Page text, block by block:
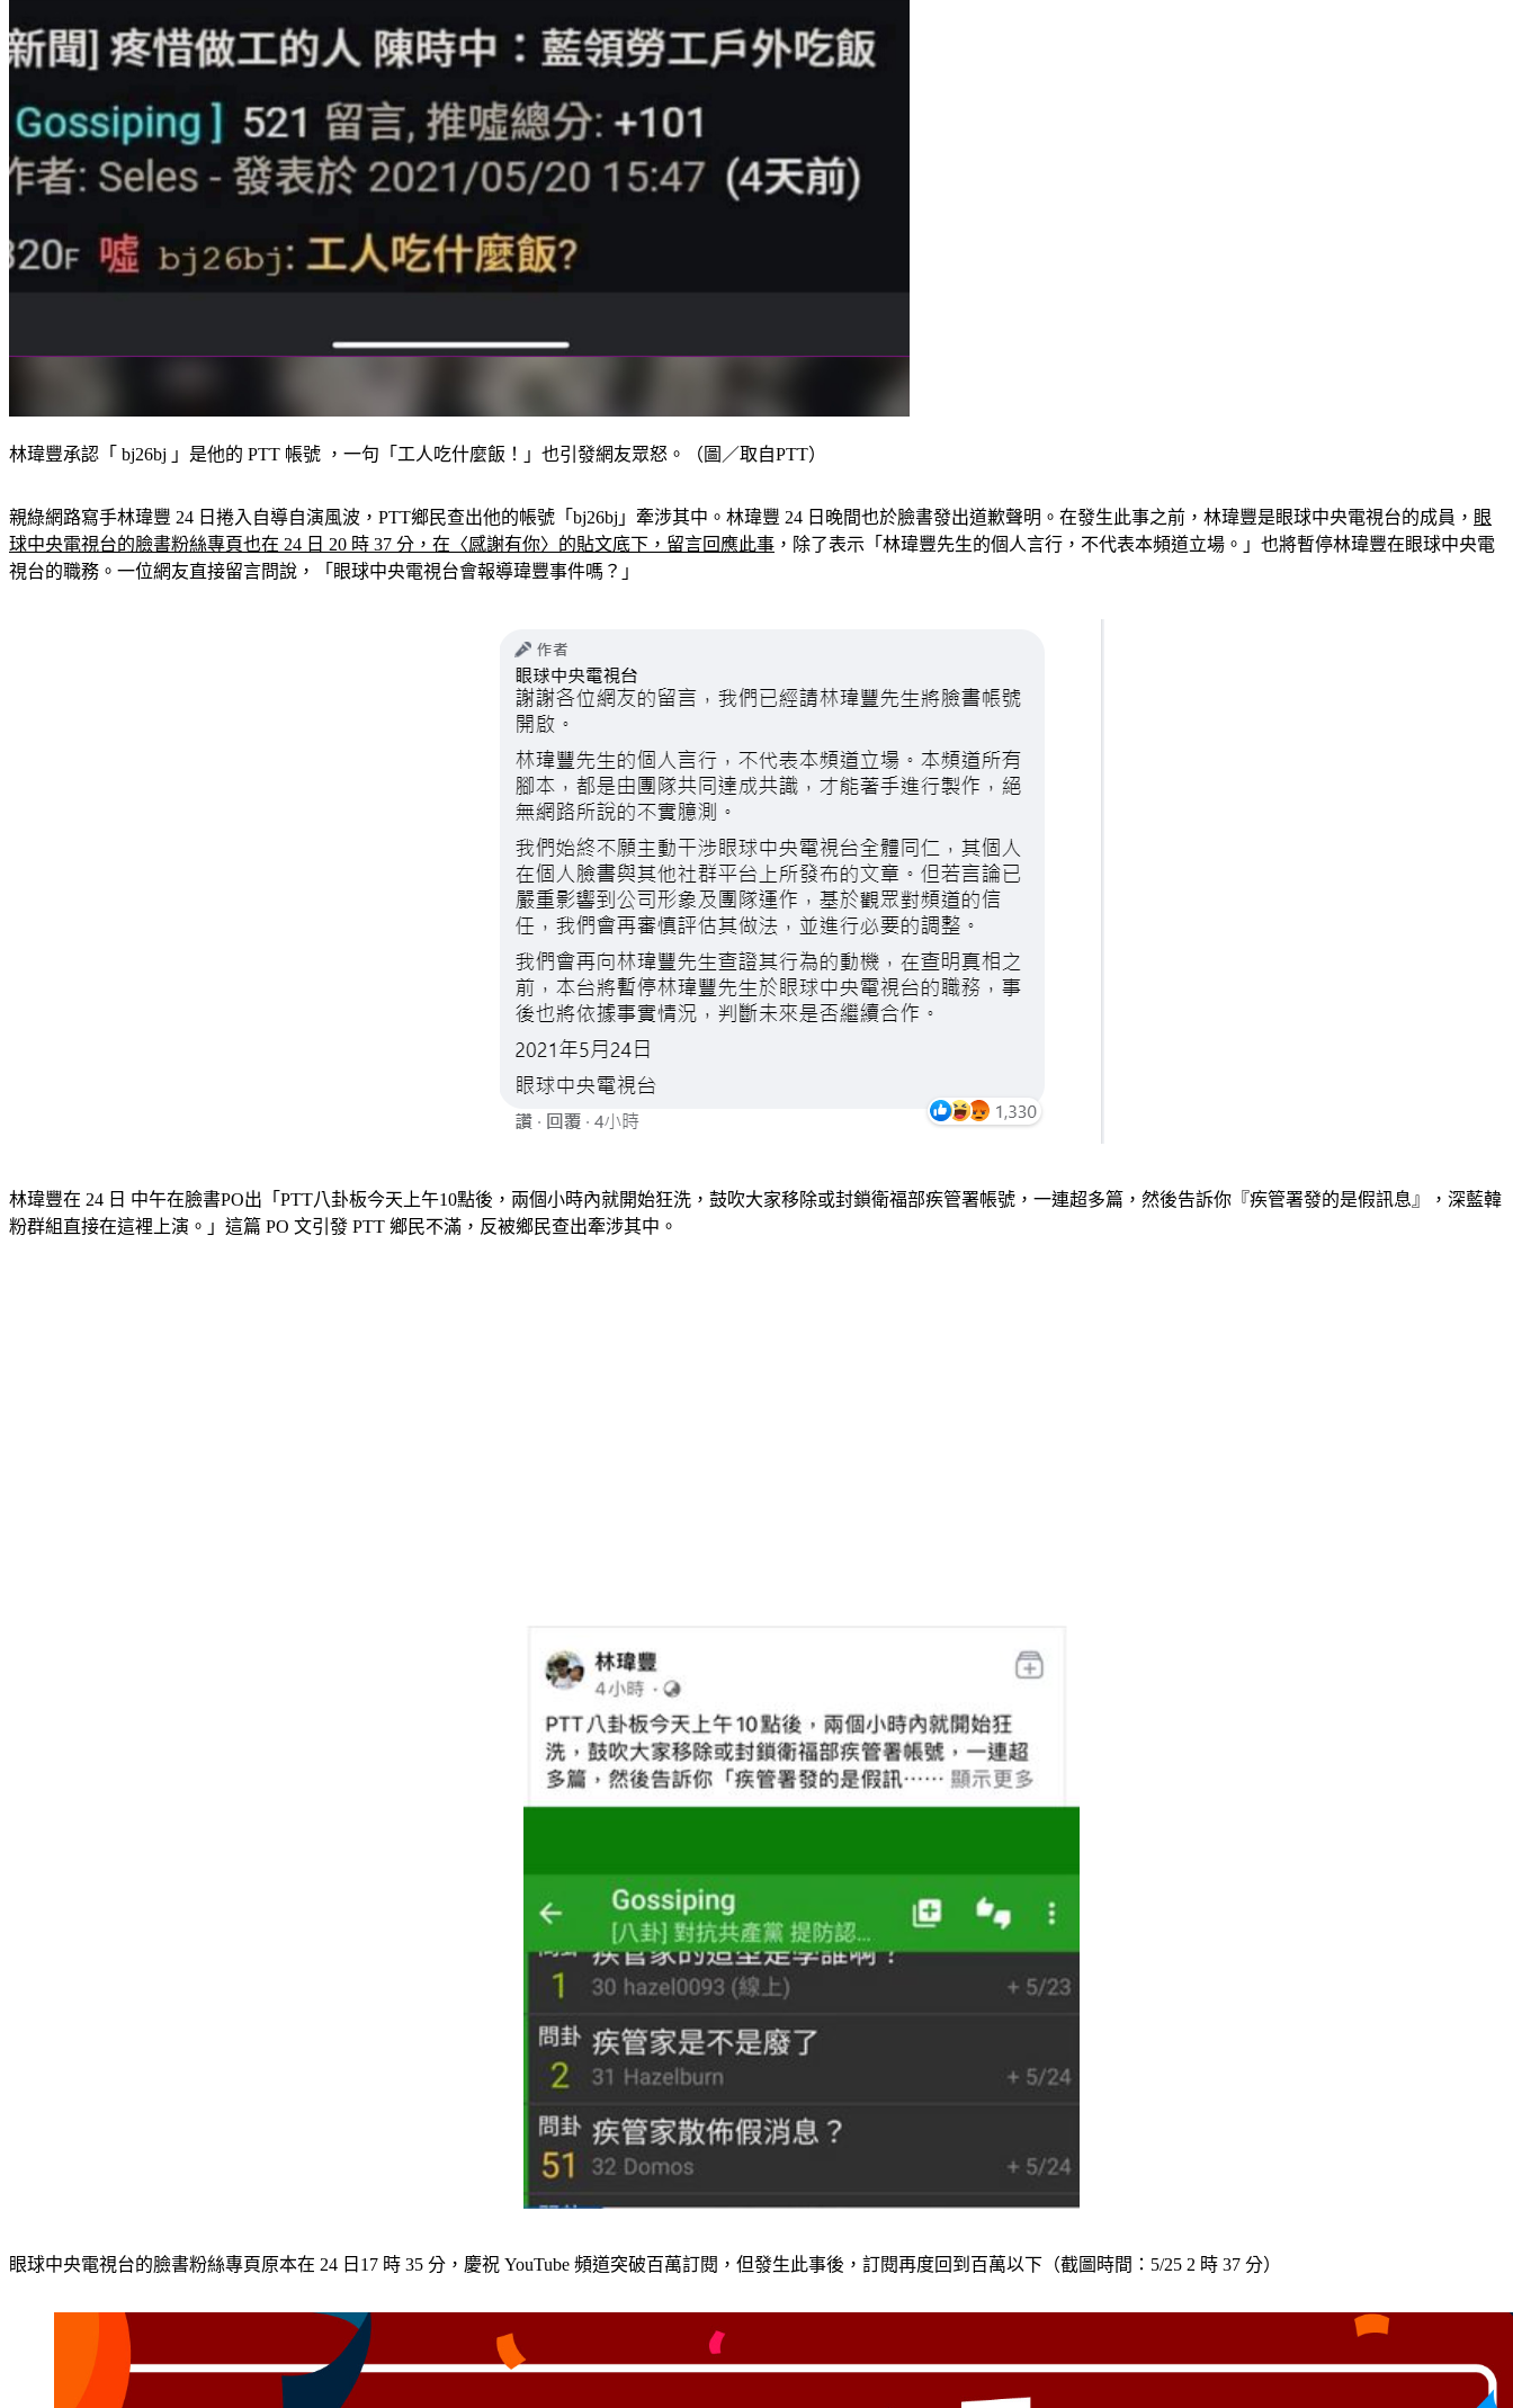
林瑋豐承認「 bj26bj 」是他的 PTT 帳號 ，一句「工人吃什麼飯！」也引發網友眾怒。（圖／取自PTT）
親綠網路寫手林瑋豐 24 日捲入自導自演風波，PTT鄉民查出他的帳號「bj26bj」牽涉其中。林瑋豐 24 日晚間也於臉書發出道歉聲明。在發生此事之前，林瑋豐是眼球中央電視台的成員， 眼
球中央電視台的臉書粉絲專頁也在 24 日 20 時 37 分，在〈感謝有你〉的貼文底下，留言回應此事 ，除了表示「林瑋豐先生的個人言行，不代表本頻道立場。」也將暫停林瑋豐在眼球中央電
視台的職務。一位網友直接留言問說，「眼球中央電視台會報導瑋豐事件嗎？」
林瑋豐在 24 日 中午在臉書PO出「PTT八卦板今天上午10點後，兩個小時內就開始狂洗，鼓吹大家移除或封鎖衛福部疾管署帳號，一連超多篇，然後告訴你『疾管署發的是假訊息』，深藍韓
粉群組直接在這裡上演。」這篇 PO 文引發 PTT 鄉民不滿，反被鄉民查出牽涉其中。
眼球中央電視台的臉書粉絲專頁原本在 24 日17 時 35 分，慶祝 YouTube 頻道突破百萬訂閱，但發生此事後，訂閱再度回到百萬以下（截圖時間：5/25 2 時 37 分）